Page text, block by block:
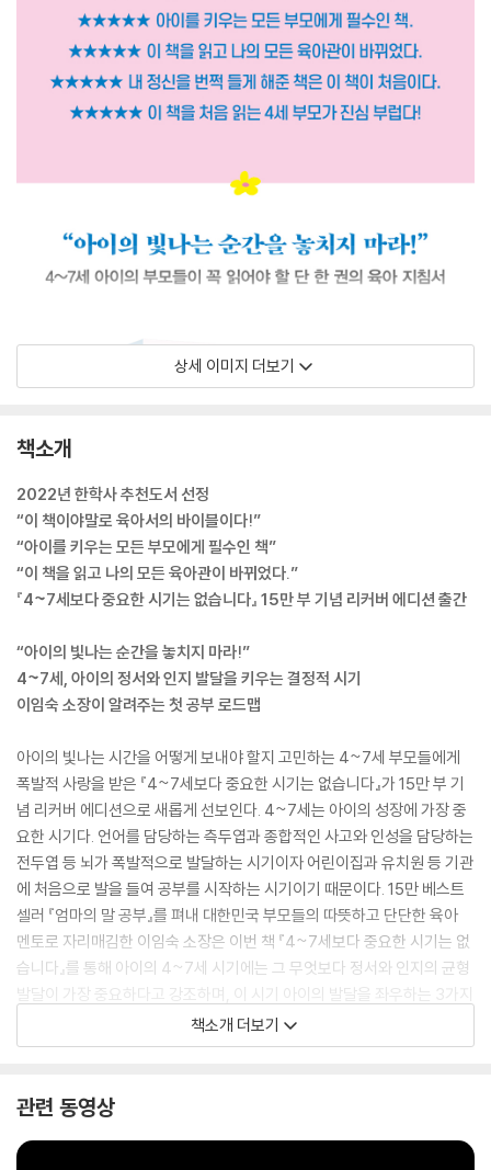
상세 이미지 더보기
책소개
2022년 한학사 추천도서 선정
“이 책이야말로 육아서의 바이블이다!”
“아이를 키우는 모든 부모에게 필수인 책”
“이 책을 읽고 나의 모든 육아관이 바뀌었다.”
『4~7세보다 중요한 시기는 없습니다』 15만 부 기념 리커버 에디션 출간
“아이의 빛나는 순간을 놓치지 마라!”
4~7세, 아이의 정서와 인지 발달을 키우는 결정적 시기
이임숙 소장이 알려주는 첫 공부 로드맵
아이의 빛나는 시간을 어떻게 보내야 할지 고민하는 4~7세 부모들에게
폭발적 사랑을 받은 『4~7세보다 중요한 시기는 없습니다』가 15만 부 기
념 리커버 에디션으로 새롭게 선보인다. 4~7세는 아이의 성장에 가장 중
요한 시기다. 언어를 담당하는 측두엽과 종합적인 사고와 인성을 담당하는
전두엽 등 뇌가 폭발적으로 발달하는 시기이자 어린이집과 유치원 등 기관
에 처음으로 발을 들여 공부를 시작하는 시기이기 때문이다. 15만 베스트
셀러 『엄마의 말 공부』를 펴내 대한민국 부모들의 따뜻하고 단단한 육아
멘토로 자리매김한 이임숙 소장은 이번 책 『4~7세보다 중요한 시기는 없
습니다』를 통해 아이의 4~7세 시기에는 그 무엇보다 정서와 인지의 균형
발달이 가장 중요하다고 강조하며, 이 시기 아이의 발달을 좌우하는 3가지
마법의 열쇠로 지식, 주의력, 자기 조절력을 이야기한다. 그렇다면 정서와
인지의 균형 발달을 위한 마법의 열쇠 3가지는 어떻게 키우면 좋을까? 저
여 년의 경험과 깨달음에서 나온 생생한 사례를 보여주고, 그 과정에서 터
책소개 더보기
관련 동영상